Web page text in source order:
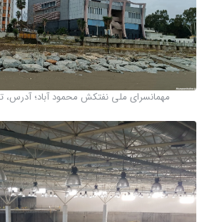
مهمانسرای ملی نفتکش محمود آباد؛ آدرس،